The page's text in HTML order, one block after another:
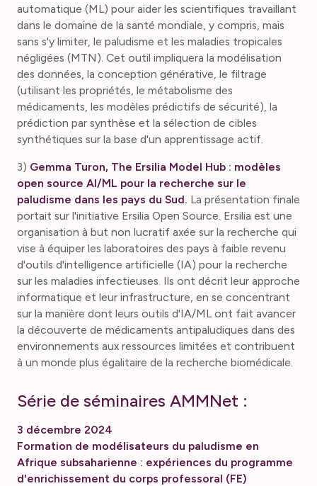
automatique (ML) pour aider les scientifiques travaillant
dans le domaine de la santé mondiale, y compris, mais
sans s'y limiter, le paludisme et les maladies tropicales
négligées (MTN). Cet outil impliquera la modélisation
des données, la conception générative, le filtrage
(utilisant les propriétés, le métabolisme des
médicaments, les modèles prédictifs de sécurité), la
prédiction par synthèse et la sélection de cibles
synthétiques sur la base d'un apprentissage actif.
3) Gemma Turon, The Ersilia Model Hub : modèles
open source AI/ML pour la recherche sur le
paludisme dans les pays du Sud. La présentation finale
portait sur l'initiative Ersilia Open Source. Ersilia est une
organisation à but non lucratif axée sur la recherche qui
vise à équiper les laboratoires des pays à faible revenu
d'outils d'intelligence artificielle (IA) pour la recherche
sur les maladies infectieuses. Ils ont décrit leur approche
informatique et leur infrastructure, en se concentrant
sur la manière dont leurs outils d'IA/ML ont fait avancer
la découverte de médicaments antipaludiques dans des
environnements aux ressources limitées et contribuent
à un monde plus égalitaire de la recherche biomédicale.
Série de séminaires AMMNet :
3 décembre 2024
Formation de modélisateurs du paludisme en
Afrique subsaharienne : expériences du programme
d'enrichissement du corps professoral (FE)